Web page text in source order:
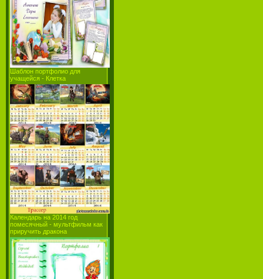
Шаблон портфолио для
учащейся - Клетка
Календарь на 2014 год
помесячный - мультфильм как
приручить дракона